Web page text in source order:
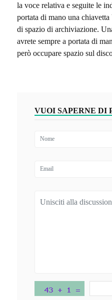
la voce relativa e seguite le
portata di mano una
di spazio di archiviazione.
avrete sempre a portata di
però occupare spazio sul
VUOI SAPERNE DI